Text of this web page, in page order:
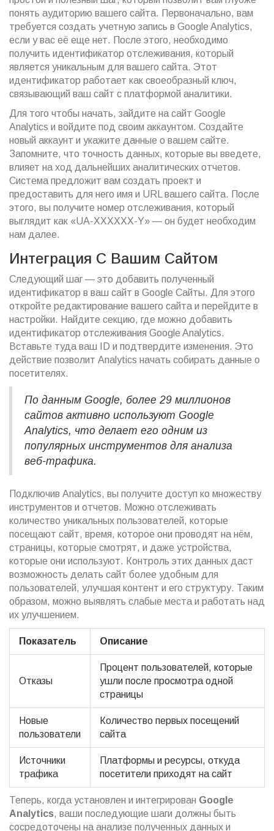
понять аудиторию вашего сайта. Первоначально, вам
требуется создать учетную запись в Google Analytics,
если у вас её еще нет. После этого, необходимо
получить идентификатор отслеживания, который
является уникальным для вашего сайта. Этот
идентификатор работает как своеобразный ключ,
связывающий ваш сайт с платформой аналитики.
Для того чтобы начать, зайдите на сайт Google
Analytics и войдите под своим аккаунтом. Создайте
новый аккаунт и укажите данные о вашем сайте.
Запомните, что точность данных, которые вы введете,
влияет на ход дальнейших аналитических отчетов.
Система предложит вам создать проект и
предоставить для него имя и URL вашего сайта. После
этого, вы получите номер отслеживания, который
выглядит как «UA-XXXXXX-Y» — он будет необходим
нам далее.
Интеграция С Вашим Сайтом
Следующий шаг — это добавить полученный
идентификатор в ваш сайт в Google Сайты. Для этого
откройте редактирование вашего сайта и перейдите в
настройки. Найдите секцию, где можно добавить
идентификатор отслеживания Google Analytics.
Вставьте туда ваш ID и подтвердите изменения. Это
действие позволит Analytics начать собирать данные о
посетителях.
По данным Google, более 29 миллионов
сайтов активно используют Google
Analytics, что делает его одним из
популярных инструментов для анализа
веб-трафика.
Подключив Analytics, вы получите доступ ко множеству
инструментов и отчетов. Можно отслеживать
количество уникальных пользователей, которые
посещают сайт, время, которое они проводят на нём,
страницы, которые смотрят, и даже устройства,
которые они используют. Контроль этих данных даст
возможность делать сайт более удобным для
пользователей, улучшая контент и его структуру. Таким
образом, можно выявлять слабые места и работать над
их улучшением.
Показатель Описание
Отказы
Процент пользователей, которые
ушли после просмотра одной
страницы
Новые
пользователи
Количество первых посещений
сайта
Источники
трафика
Платформы и ресурсы, откуда
посетители приходят на сайт
Теперь, когда установлен и интегрирован Google
Analytics, ваши последующие шаги должны быть
сосредоточены на анализе полученных данных и